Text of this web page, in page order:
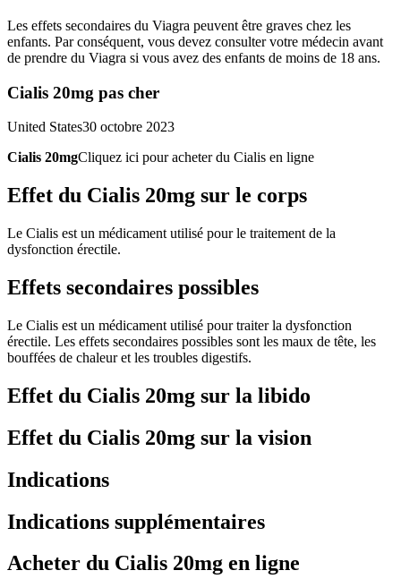
Les effets secondaires du Viagra peuvent être graves chez les
enfants. Par conséquent, vous devez consulter votre médecin avant
de prendre du Viagra si vous avez des enfants de moins de 18 ans.
Cialis 20mg pas cher
United States30 octobre 2023
Cialis 20mgCliquez ici pour acheter du Cialis en ligne
Effet du Cialis 20mg sur le corps
Le Cialis est un médicament utilisé pour le traitement de la
dysfonction érectile.
Effets secondaires possibles
Le Cialis est un médicament utilisé pour traiter la dysfonction
érectile. Les effets secondaires possibles sont les maux de tête, les
bouffées de chaleur et les troubles digestifs.
Effet du Cialis 20mg sur la libido
Effet du Cialis 20mg sur la vision
Indications
Indications supplémentaires
Acheter du Cialis 20mg en ligne